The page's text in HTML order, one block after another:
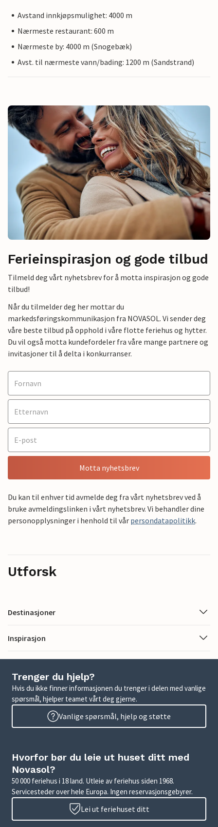
Avstand innkjøpsmulighet: 4000 m
Nærmeste restaurant: 600 m
Nærmeste by: 4000 m (Snogebæk)
Avst. til nærmeste vann/bading: 1200 m (Sandstrand)
Ferieinspirasjon og gode tilbud
Tilmeld deg vårt nyhetsbrev for å motta inspirasjon og gode
tilbud!
Når du tilmelder deg her mottar du
markedsføringskommunikasjon fra NOVASOL. Vi sender deg
våre beste tilbud på opphold i våre flotte feriehus og hytter.
Du vil også motta kundefordeler fra våre mange partnere og
invitasjoner til å delta i konkurranser.
Motta nyhetsbrev
Du kan til enhver tid avmelde deg fra vårt nyhetsbrev ved å
bruke avmeldingslinken i vårt nyhetsbrev. Vi behandler dine
personopplysninger i henhold til vår persondatapolitikk.
Utforsk
Destinasjoner
Inspirasjon
Trenger du hjelp?
Hvis du ikke finner informasjonen du trenger i delen med vanlige
spørsmål, hjelper teamet vårt deg gjerne.
Vanlige spørsmål, hjelp og støtte
Hvorfor bør du leie ut huset ditt med
Novasol?
50 000 feriehus i 18 land. Utleie av feriehus siden 1968.
Servicesteder over hele Europa. Ingen reservasjonsgebyrer.
Lei ut feriehuset ditt